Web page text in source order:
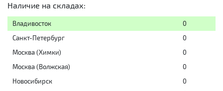
Наличие на складах:
Владивосток
0
Санкт-Петербург
0
Москва (Химки)
0
Москва (Волжская)
0
Новосибирск
0